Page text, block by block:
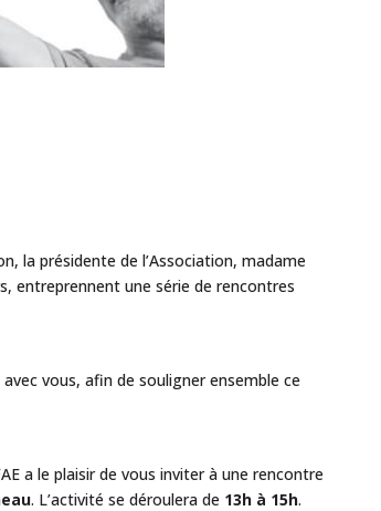
la présidente de l’Association, madame
entreprennent une série de rencontres
vous, afin de souligner ensemble ce
a le plaisir de vous inviter à une rencontre
. L’activité se déroulera de 13h à 15h.